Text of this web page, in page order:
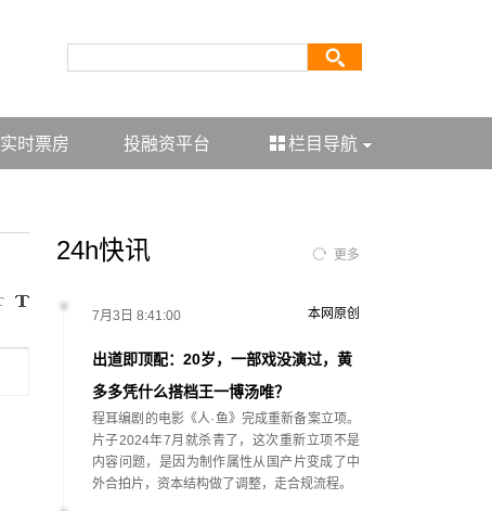
实时票房 投融资平台 栏目导航
24h快讯 更多
7月3日 8:41:00
出道即顶配：20岁，一部戏没演过，黄
多多凭什么搭档王一博汤唯？
程耳编剧的电影《人·鱼》完成重新备案立项。
片子2024年7月就杀青了，这次重新立项不是
内容问题，是因为制作属性从国产片变成了中
外合拍片，资本结构做了调整，走合规流程。
本网原创